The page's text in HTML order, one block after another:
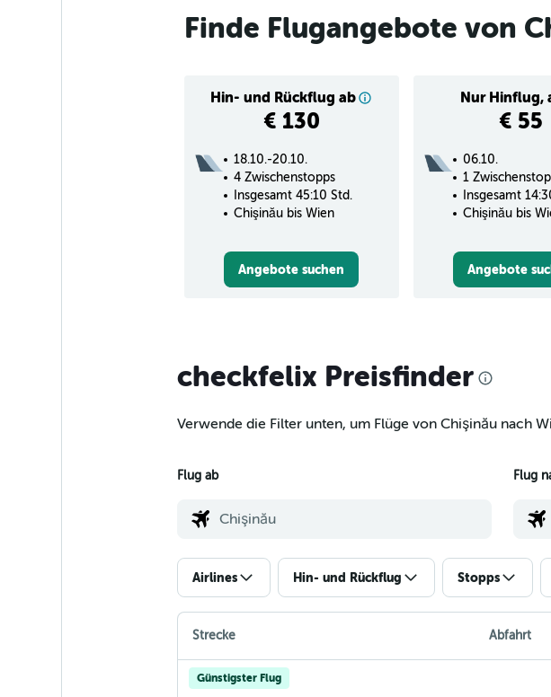
Finde Flugangebote von
Hin- und Rückflug ab
€ 130
Nur Hinflug,
€ 55
18.10.-20.10.
4 Zwischenstopps
Insgesamt 45:10 Std.
Chişinău bis Wien
Angebote suchen
06.10.
1
Insgesamt
Chişinău bis
Angebote
checkfelix Preisfinder
Verwende die Filter unten, um Flüge von Chişinău nach
Flug ab Flug
Airlines Hin- und Rückflug Stopps
Strecke Abfahrt
Günstigster Flug